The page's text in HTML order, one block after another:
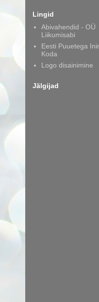
Lingid
Abivahendid - OÜ
Liikumisabi
Eesti Puuetega
Koda
Logo disainimine
Jälgijad